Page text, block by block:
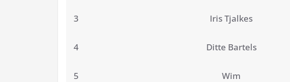
3 Iris Tjalkes
4 Ditte Bartels
5 Wim